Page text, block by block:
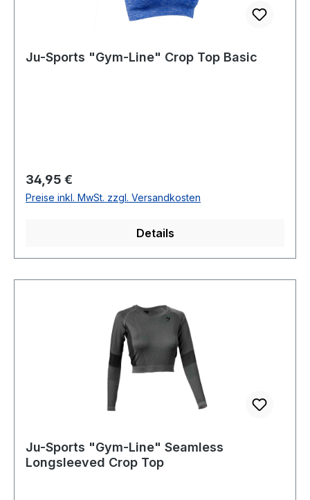
Ju-Sports "Gym-Line" Crop Top Basic
Regulärer Preis:
34,95 €
Preise inkl. MwSt. zzgl. Versandkosten
Details
Ju-Sports "Gym-Line" Seamless
Longsleeved Crop Top